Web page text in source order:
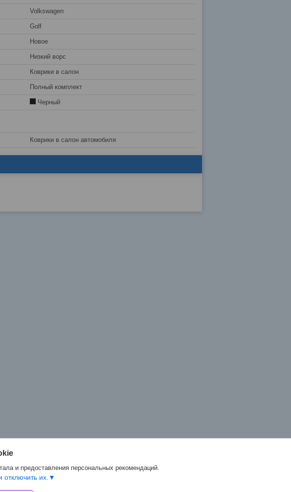
Volkswagen
Golf
Новое
Низкий ворс
Коврики в салон
Полный комплект
Черный
Коврики в салон автомобиля
и предоставления персональных рекомендаций.
их.